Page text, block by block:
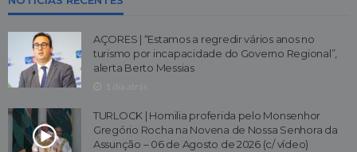
AÇORES | “Estamos a regredir vários anos no
turismo por incapacidade do Governo Regional”,
alerta Berto Messias
TURLOCK | Homilia proferida pelo Monsenhor
Gregório Rocha na Novena de Nossa Senhora da
Assunção – 06 de Agosto de 2026 (c/ vídeo)